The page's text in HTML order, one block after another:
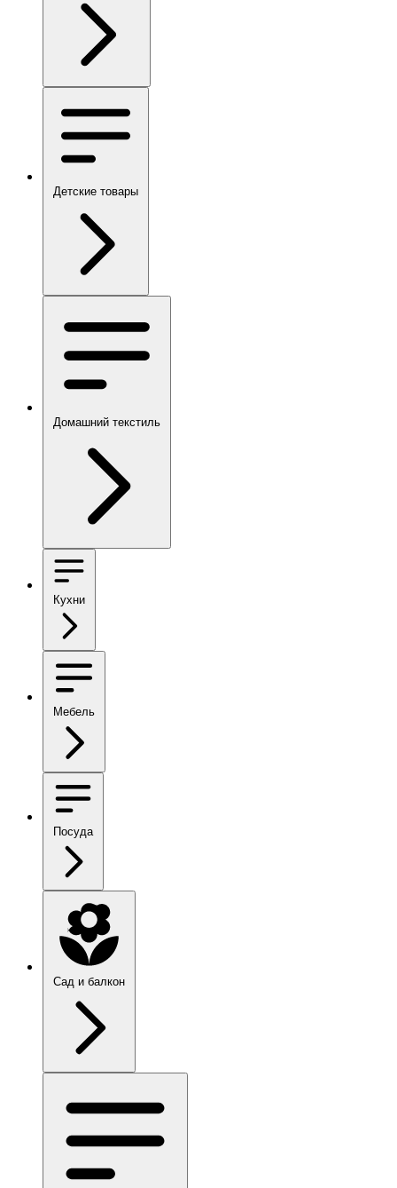
Детские товары
Домашний текстиль
Кухни
Мебель
Посуда
Сад и балкон